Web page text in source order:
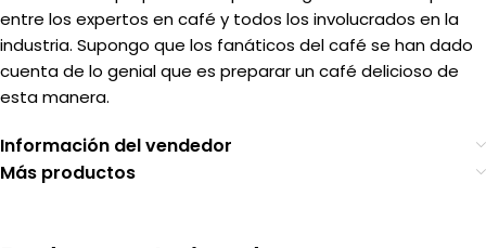
entre los expertos en café y todos los involucrados en la
industria. Supongo que los fanáticos del café se han dado
cuenta de lo genial que es preparar un café delicioso de
esta manera.
Información del vendedor
Más productos